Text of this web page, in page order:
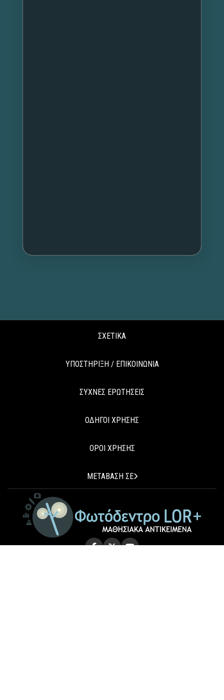
ΣΧΕΤΙΚΑ
ΥΠΟΣΤΗΡΙΞΗ / ΕΠΙΚΟΙΝΩΝΙΑ
ΣΥΧΝΕΣ ΕΡΩΤΗΣΕΙΣ
ΟΔΗΓΟΙ ΧΡΗΣΗΣ
ΟΡΟΙ ΧΡΗΣΗΣ
ΜΕΤΑΒΑΣΗ ΣΕ